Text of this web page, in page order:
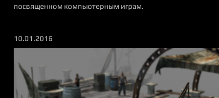
посвященном компьютерным играм.
10.01.2016